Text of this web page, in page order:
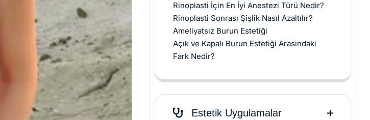
Rinoplasti İçin En İyi Anestezi Türü Nedir?
Rinoplasti Sonrası Şişlik Nasıl Azaltılır?
Ameliyatsız Burun Estetiği
Açık ve Kapalı Burun Estetiği Arasındaki
Fark Nedir?
Estetik Uygulamalar